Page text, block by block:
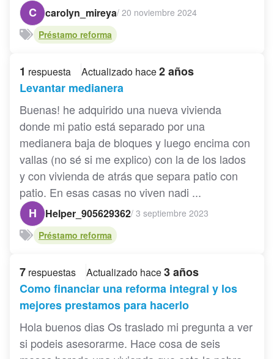
C
carolyn_mireya/ 20 noviembre 2024
Préstamo reforma
1 respuesta Actualizado hace2 años
Levantar medianera
Buenas! he adquirido una nueva vivienda
donde mi patio está separado por una
medianera baja de bloques y luego encima con
vallas (no sé si me explico) con la de los lados
y con vivienda de atrás que separa patio con
patio. En esas casas no viven nadi ...
H
Helper_905629362/ 3 septiembre 2023
Préstamo reforma
7 respuestas Actualizado hace3 años
Como financiar una reforma integral y los
mejores prestamos para hacerlo
Hola buenos dias Os traslado mi pregunta a ver
si podeis asesorarme. Hace cosa de seis